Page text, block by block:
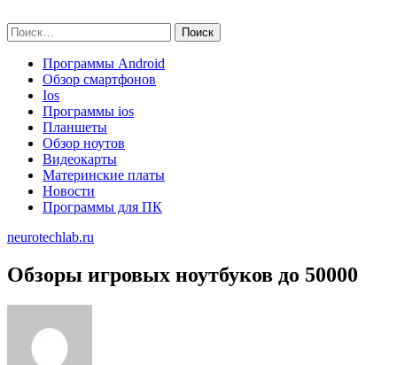
to
content
Найти:
Программы Android
Обзор смартфонов
Ios
Программы ios
Планшеты
Обзор ноутов
Видеокарты
Материнские платы
Новости
Программы для ПК
neurotechlab.ru
Обзоры игровых ноутбуков до 50000